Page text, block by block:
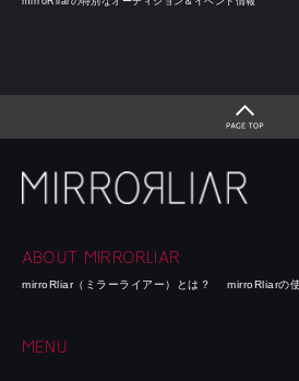
ABOUT MIRRORLIAR
mirroRliar（ミラーライアー）とは？ mirroRliarの
MENU